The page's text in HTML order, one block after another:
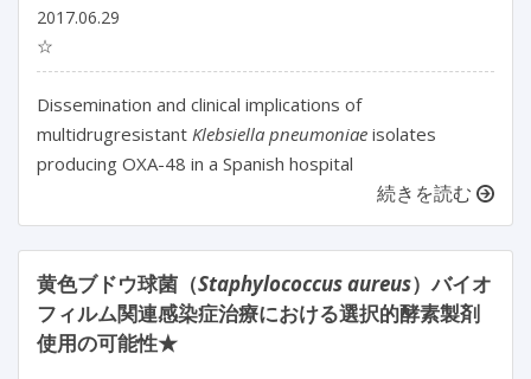
2017.06.29
☆
Dissemination and clinical implications of
multidrugresistant Klebsiella pneumoniae isolates
producing OXA-48 in a Spanish hospital
続きを読む
黄色ブドウ球菌（Staphylococcus aureus）バイオ
フィルム関連感染症治療における選択的酵素製剤
使用の可能性★